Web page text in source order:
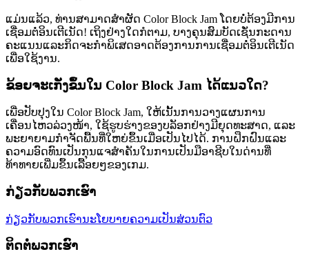
ແມ່ນແລ້ວ, ທ່ານສາມາດສຳຜັດ Color Block Jam ໂດຍບໍ່ຕ້ອງມີການ
ເຊື່ອມຕໍ່ອິນເຕີເນັດ! ເຖິງຢ່າງໃດກໍຕາມ, ບາງຄຸນສົມບັດເຊັ່ນກະດານ
ຄະແນນແລະກິດຈະກຳພິເສດອາດຕ້ອງການການເຊື່ອມຕໍ່ອິນເຕີເນັດ
ເພື່ອໃຊ້ງານ.
ຂ້ອຍຈະເກັ່ງຂຶ້ນໃນ Color Block Jam ໄດ້ແນວໃດ?
ເພື່ອປັບປຸງໃນ Color Block Jam, ໃຫ້ເນັ້ນການວາງແຜນການ
ເຄື່ອນໄຫວລ່ວງໜ້າ, ໃຊ້ຮູບຮ່າງຂອງບລັອກຢ່າງມີຍຸດທະສາດ, ແລະ
ພະຍາຍາມກຳຈັດພື້ນທີ່ໃຫຍ່ຂຶ້ນເມື່ອເປັນໄປໄດ້. ການຝຶກຝົນແລະ
ຄວາມອົດທົນເປັນກຸນແຈສຳຄັນໃນການເປັນມືອາຊີບໃນດ່ານທີ່
ທ້າທາຍເພີ່ມຂຶ້ນເລື້ອຍໆຂອງເກມ.
ກ່ຽວກັບພວກເຮົາ
ກ່ຽວກັບພວກເຮົານະໂຍບາຍຄວາມເປັນສ່ວນຕົວ
ຕິດຕໍ່ພວກເຮົາ